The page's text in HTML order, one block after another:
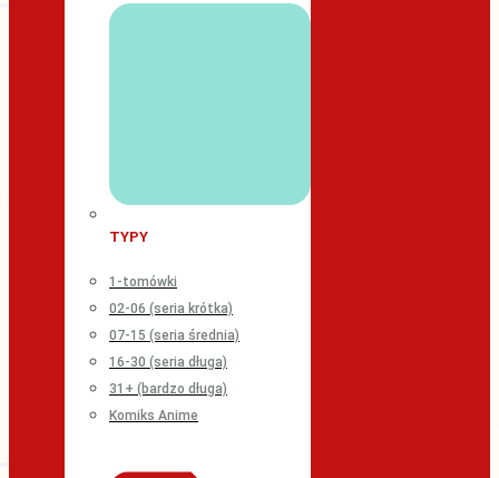
TYPY
1-tomówki
02-06 (seria krótka)
07-15 (seria średnia)
16-30 (seria długa)
31+ (bardzo długa)
Komiks Anime